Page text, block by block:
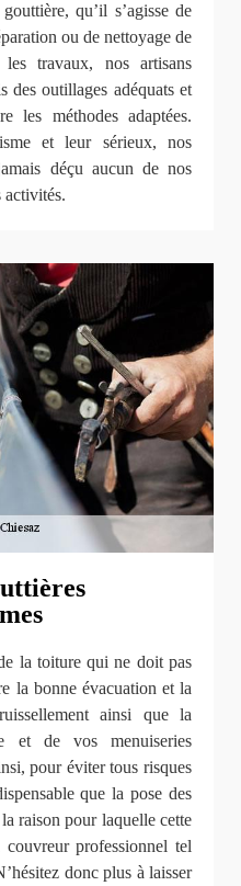
qu’il s’agisse de
ou de nettoyage de
les travaux, nos artisans
des outillages adéquats et
les méthodes adaptées.
et leur sérieux, nos
déçu aucun de nos
activités.
la toiture qui ne doit pas
la bonne évacuation et la
ainsi que la
et de vos menuiseries
pour éviter tous risques
que la pose des
raison pour laquelle cette
professionnel tel
donc plus à laisser